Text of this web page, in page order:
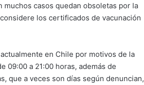
casos quedan obsoletas por la
los certificados de vacunación
en Chile por motivos de la
09:00 a 21:00 horas, además de
que a veces son días según denuncian,